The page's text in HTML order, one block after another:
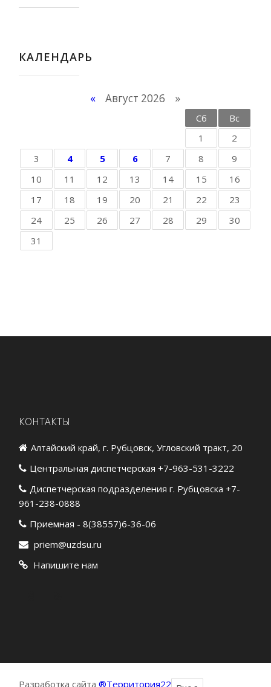
КАЛЕНДАРЬ
« Август 2026 »
Сб
Вс
1
2
3
4 5 6 7 8
9
10
11 12 13 14 15
16
17
18 19 20 21 22
23
24
25 26 27 28 29
30
31
КОНТАКТЫ
Алтайский край, г. Рубцовск, Угловский тракт, 20
Центральная диспетчерская +7-963-531-3222
Диспетчерская подразделения г. Рубцовска +7-
961-238-0888
Приемная - 8(38557)6-36-06
priem@uzdsu.ru
Напишите нам
Разработка сайта®Территория22